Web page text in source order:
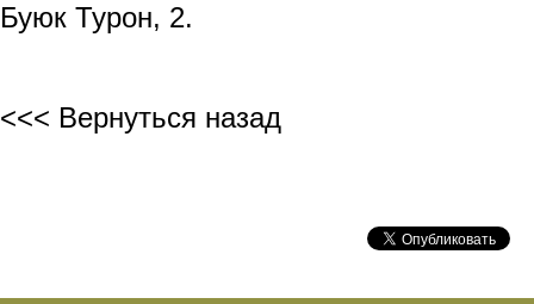
Буюк Турон, 2.
<<< Вернуться назад